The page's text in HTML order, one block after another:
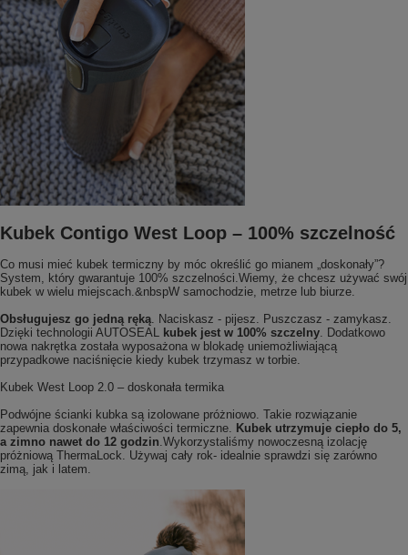
Kubek Contigo West Loop – 100% szczelność
Co musi mieć kubek termiczny by móc określić go mianem „doskonały”?
System, który gwarantuje 100% szczelności.Wiemy, że chcesz używać swój
kubek w wielu miejscach.&nbspW samochodzie, metrze lub biurze.
Obsługujesz go jedną ręką. Naciskasz - pijesz. Puszczasz - zamykasz.
Dzięki technologii AUTOSEAL kubek jest w 100% szczelny. Dodatkowo
nowa nakrętka została wyposażona w blokadę uniemożliwiającą
przypadkowe naciśnięcie kiedy kubek trzymasz w torbie.
Kubek West Loop 2.0 – doskonała termika
Podwójne ścianki kubka są izolowane próżniowo. Takie rozwiązanie
zapewnia doskonałe właściwości termiczne. Kubek utrzymuje ciepło do 5,
a zimno nawet do 12 godzin.Wykorzystaliśmy nowoczesną izolację
próżniową ThermaLock. Używaj cały rok- idealnie sprawdzi się zarówno
zimą, jak i latem.